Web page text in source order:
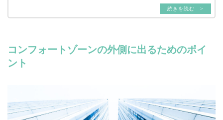
続きを読む >
コンフォートゾーンの外側に出るためのポイ
ント